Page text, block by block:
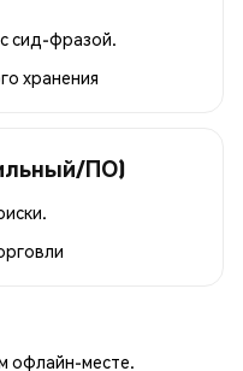
сид-фразой.
хранения
ПО)
офлайн-месте.